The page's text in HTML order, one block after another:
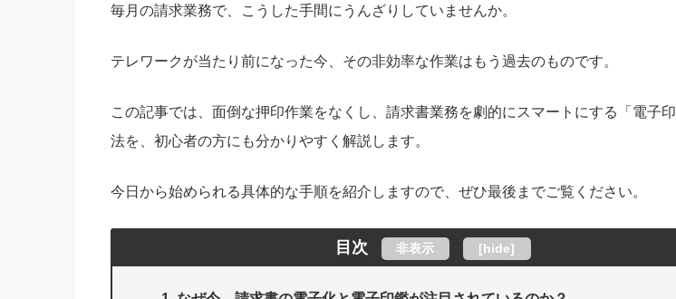
毎月の請求業務で、こうした手間にうんざりしていませんか。
テレワークが当たり前になった今、その非効率な作業はもう過去のものです。
この記事では、面倒な押印作業をなくし、請求書業務を劇的にスマートにする「電子
法を、初心者の方にも分かりやすく解説します。
今日から始められる具体的な手順を紹介しますので、ぜひ最後までご覧ください。
目次 非表示 [hide]